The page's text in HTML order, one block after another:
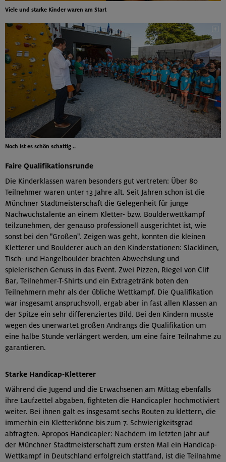
Viele und starke Kinder waren am Start
Noch ist es schön schattig ..
Faire Qualifikationsrunde
Die Kinderklassen waren besonders gut vertreten: Über 80
Teilnehmer waren unter 13 Jahre alt. Seit Jahren schon ist die
Münchner Stadtmeisterschaft die Gelegenheit für junge
Nachwuchstalente an einem Kletter- bzw. Boulderwettkampf
teilzunehmen, der genauso professionell ausgerichtet ist, wie
sonst bei den "Großen". Zeigen was geht, konnten die kleinen
Kletterer und Boulderer auch an den Kinderstationen: Slacklinen,
Tisch- und Hangelboulder brachten Abwechslung und
spielerischen Genuss in das Event. Zwei Pizzen, Riegel von Clif
Bar, Teilnehmer-T-Shirts und ein Extragetränk boten den
Teilnehmern mehr als der übliche Wettkampf. Die Qualifikation
war insgesamt anspruchsvoll, ergab aber in fast allen Klassen an
der Spitze ein sehr differenziertes Bild. Bei den Kindern musste
wegen des unerwartet großen Andrangs die Qualifikation um
eine halbe Stunde verlängert werden, um eine faire Teilnahme zu
garantieren.
Starke Handicap-Kletterer
Während die Jugend und die Erwachsenen am Mittag ebenfalls
ihre Laufzettel abgaben, fighteten die Handicapler hochmotiviert
weiter. Bei ihnen galt es insgesamt sechs Routen zu klettern, die
immerhin ein Kletterkönne bis zum 7. Schwierigkeitsgrad
abfragten. Apropos Handicapler: Nachdem im letzten Jahr auf
der Münchner Stadtmeisterschaft zum ersten Mal ein Handicap-
Wettkampf in Deutschland erfolgreich stattfand, ist die Teilnahme